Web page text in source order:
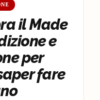
il Made
e
per
fare